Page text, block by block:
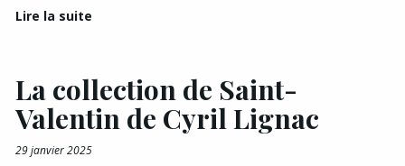
Lire la suite
La collection de Saint-
Valentin de Cyril Lignac
29 janvier 2025